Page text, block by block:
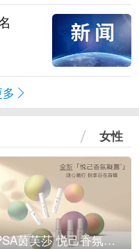
女性
IPSA茵芙莎 悦己香氛凝露上市